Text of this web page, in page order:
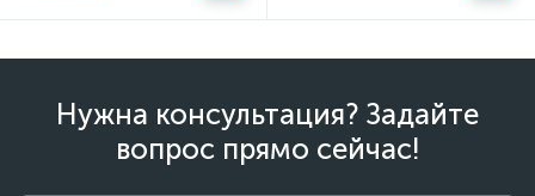
Нужна консультация? Задайте
вопрос прямо сейчас!